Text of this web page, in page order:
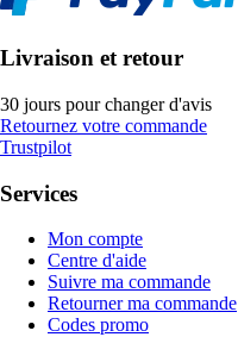
Livraison et retour
30 jours pour changer d'avis
Retournez votre commande
Trustpilot
Services
Mon compte
Centre d'aide
Suivre ma commande
Retourner ma commande
Codes promo